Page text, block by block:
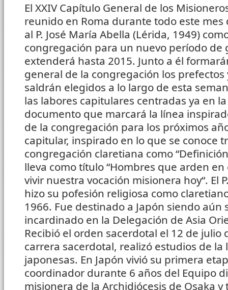
El XXIV Capítulo General de los
reunido en Roma durante todo este
al P. José María Abella (Lérida, 1949)
congregación para un nuevo período de
extenderá hasta 2015. Junto a él
general de la congregación los
saldrán elegidos a lo largo de esta
las labores capitulares centradas ya en
documento que marcará la línea
de la congregación para los próximos
capitular, inspirado en lo que se conoce
congregación claretiana como
lleva como título “Hombres que arden
vivir nuestra vocación misionera hoy“. El
hizo su pofesión religiosa como
1966. Fue destinado a Japón siendo
incardinado en la Delegación de Asia
Recibió el orden sacerdotal el 12 de julio
carrera sacerdotal, realizó estudios de
japonesas. En Japón vivió su primera
coordinador durante 6 años del Equipo
misionera de la Archidiócesis de Osaka